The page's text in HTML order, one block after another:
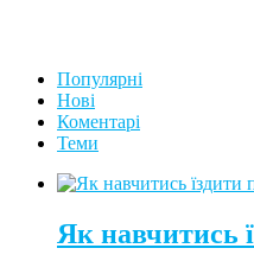
Популярні
Нові
Коментарі
Теми
Як навчитись